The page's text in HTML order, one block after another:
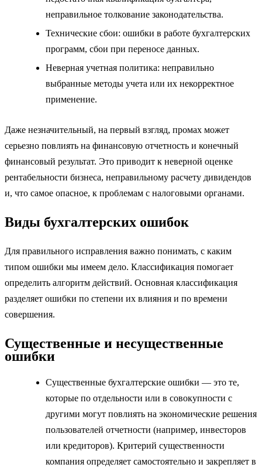
неправильное толкование законодательства.
Технические сбои: ошибки в работе бухгалтерских
программ, сбои при переносе данных.
Неверная учетная политика: неправильно
выбранные методы учета или их некорректное
применение.
Даже незначительный, на первый взгляд, промах может
серьезно повлиять на финансовую отчетность и конечный
финансовый результат. Это приводит к неверной оценке
рентабельности бизнеса, неправильному расчету дивидендов
и, что самое опасное, к проблемам с налоговыми органами.
Виды бухгалтерских ошибок
Для правильного исправления важно понимать, с каким
типом ошибки мы имеем дело. Классификация помогает
определить алгоритм действий. Основная классификация
разделяет ошибки по степени их влияния и по времени
совершения.
Существенные и несущественные
ошибки
Существенные бухгалтерские ошибки — это те,
которые по отдельности или в совокупности с
другими могут повлиять на экономические решения
пользователей отчетности (например, инвесторов
или кредиторов). Критерий существенности
компания определяет самостоятельно и закрепляет в